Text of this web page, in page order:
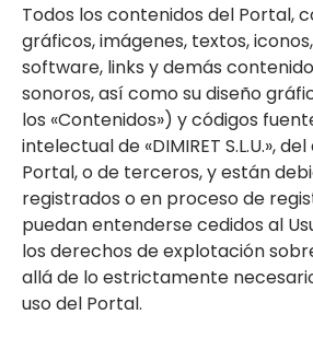
Todos los contenidos del Portal,
gráficos, imágenes, textos,
software, links y demás
sonoros, así como su diseño
los «Contenidos») y códigos
intelectual de «DIMIRET S.L.U.»,
Portal, o de terceros, y están
registrados o en proceso de
puedan entenderse cedidos al
los derechos de explotación
allá de lo estrictamente
uso del Portal.